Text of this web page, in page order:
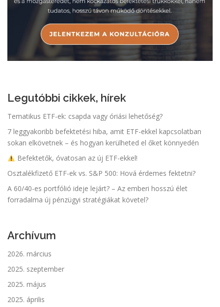
Legutóbbi cikkek, hírek
Tematikus ETF-ek: csapda vagy óriási lehetőség?
7 leggyakoribb befektetési hiba, amit ETF-ekkel kapcsolatban
sokan elkövetnek – és hogyan kerülheted el őket könnyedén
Befektetők, óvatosan az új ETF-ekkel!
Osztalékfizető ETF-ek vs. S&P 500: Hová érdemes fektetni?
A 60/40-es portfólió ideje lejárt? – Az emberi hosszú élet
forradalma új pénzügyi stratégiákat követel?
Archívum
2026. március
2025. szeptember
2025. május
2025. április